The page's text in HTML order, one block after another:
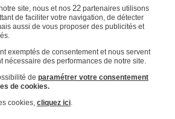
site, nous et nos 22partenaires utilisons
de faciliter votre navigation, de détecter
aussi de vous proposer des publicités et
exemptés de consentement et nous servent
nécessaire des performances de notre site.
de paramétrer votre consentement
de cookies.
cookies, cliquez ici.